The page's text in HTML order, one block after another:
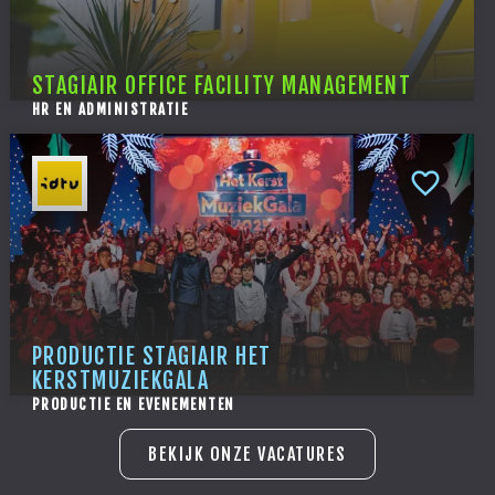
STAGIAIR OFFICE FACILITY MANAGEMENT
HR EN ADMINISTRATIE
PRODUCTIE STAGIAIR HET
KERSTMUZIEKGALA
PRODUCTIE EN EVENEMENTEN
BEKIJK ONZE VACATURES